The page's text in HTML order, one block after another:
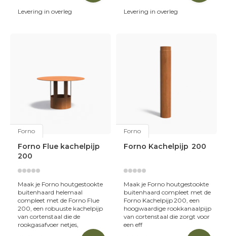
het vlammenspel. Zo haal je
maximale beleving uit je
Kortom: een tuinhaard van Skoy Outdoor Cooking is
. Het is de perfecte
moment te maken.
Levering in overleg Levering in overleg
Forno
Forno Flue kachelpijp
200
Maak je Forno houtgestookte
buitenhaard helemaal
compleet met de Forno Flue
200, een robuuste kachelpijp
van cortenstaal die de
rookgasafvoer netjes,
Forno
Forno Kachelpijp 200
Maak je Forno houtgestookte
buitenhaard compleet met de
Forno Kachelpijp 200, een
hoogwaardige rookkanaalpijp
van cortenstaal die zorgt voor
een eff